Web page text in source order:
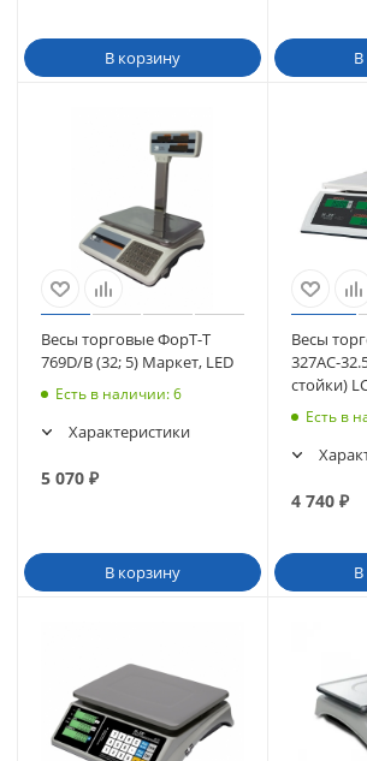
В корзину
Весы торговые ФорТ-Т
769D/В (32; 5) Маркет, LED
Есть в наличии: 6
Характеристики
5 070 ₽
В корзину
Весы
327АС-
стойки)
Есть в
4 740₽